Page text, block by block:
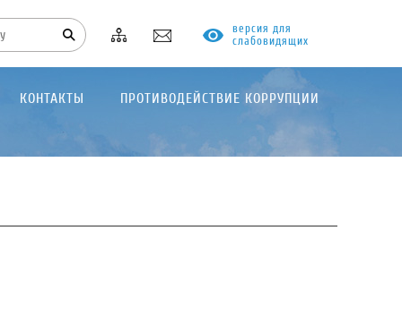
версия для
слабовидящих
КОНТАКТЫ ПРОТИВОДЕЙСТВИЕ КОРРУПЦИИ